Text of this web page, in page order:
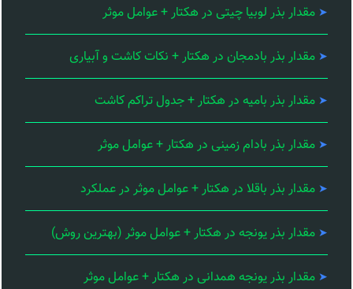
مقدار بذر لوبیا چیتی در هکتار + عوامل موثر
مقدار بذر بادمجان در هکتار + نکات کاشت و آبیاری
مقدار بذر بامیه در هکتار + جدول تراکم کاشت
مقدار بذر بادام زمینی در هکتار + عوامل موثر
مقدار بذر باقلا در هکتار + عوامل موثر در عملکرد
مقدار بذر یونجه در هکتار + عوامل موثر (بهترین روش)
مقدار بذر یونجه همدانی در هکتار + عوامل موثر